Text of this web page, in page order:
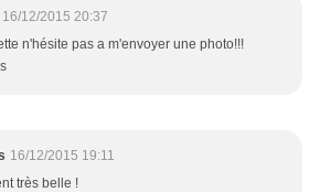
16/12/2015 20:37
n'hésite pas a m'envoyer une photo!!!
16/12/2015 19:11
très belle !